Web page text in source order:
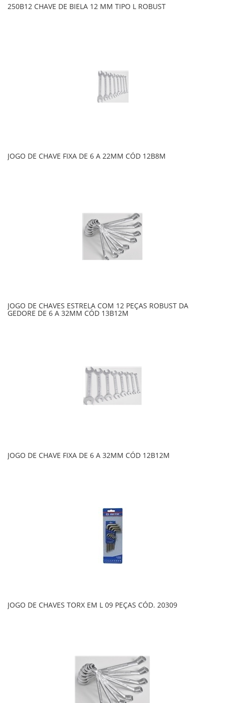
250B12 CHAVE DE BIELA 12 MM TIPO L ROBUST
JOGO DE CHAVE FIXA DE 6 A 22MM CÓD 12B8M
JOGO DE CHAVES ESTRELA COM 12 PEÇAS ROBUST DA
GEDORE DE 6 A 32MM CÓD 13B12M
JOGO DE CHAVE FIXA DE 6 A 32MM CÓD 12B12M
JOGO DE CHAVES TORX EM L 09 PEÇAS CÓD. 20309